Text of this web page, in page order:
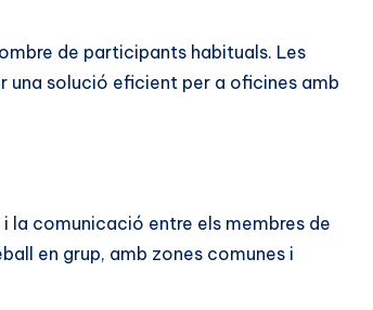
de participants habituals. Les
una solució eficient per a oficines amb
la comunicació entre els membres de
en grup, amb zones comunes i